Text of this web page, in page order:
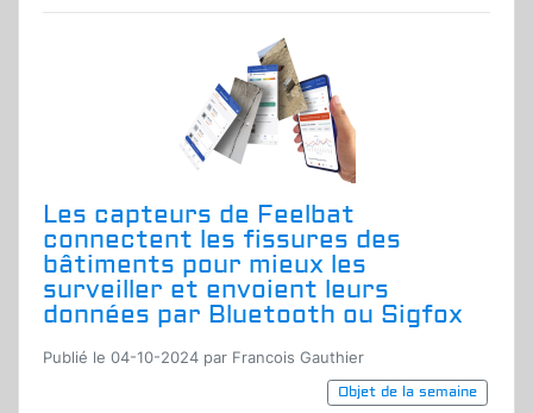
Les capteurs de Feelbat
connectent les fissures des
bâtiments pour mieux les
surveiller et envoient leurs
données par Bluetooth ou Sigfox
Publié le 04-10-2024 par Francois Gauthier
Objet de la semaine